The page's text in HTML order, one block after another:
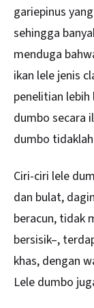
gariepinus
sehingga
menduga
ikan lele jenis
penelitian
dumbo secara
dumbo
Ciri-ciri lele
dan bulat,
beracun, tidak
bersisik–,
khas, dengan
Lele dumbo